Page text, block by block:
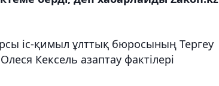
іс-қимыл ұлттық бюросының Тергеу
Кексель азаптау фактілері